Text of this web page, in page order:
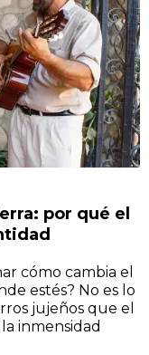
por qué el
cómo cambia el
estés? No es lo
jujeños que el
inmensidad